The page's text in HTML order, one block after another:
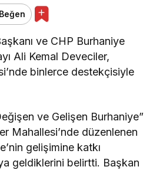
Beğen
ve CHP Burhaniye
Ali Kemal Deveciler,
binlerce destekçisiyle
ve Gelişen Burhaniye”
Mahallesi’nde düzenlenen
gelişimine katkı
geldiklerini belirtti. Başkan